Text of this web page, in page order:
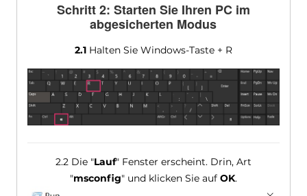
Schritt 2: Starten Sie Ihren PC im
abgesicherten Modus
2.1Halten Sie Windows-Taste + R
2.2 Die "Lauf" Fenster erscheint. Drin, Art
"msconfig" und klicken Sie auf OK.